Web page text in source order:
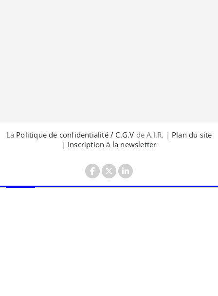
La Politique de confidentialité / C.G.V de A.I.R. | Plan du site
| Inscription à la newsletter